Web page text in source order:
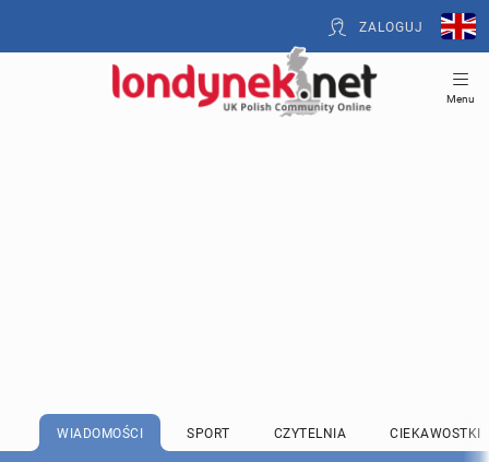
ZALOGUJ
Menu
WIADOMOŚCI SPORT CZYTELNIA CIEKAWOSTKI